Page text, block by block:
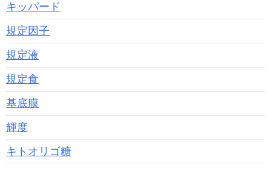
キッパード
規定因子
規定液
規定食
基底膜
輝度
キトオリゴ糖